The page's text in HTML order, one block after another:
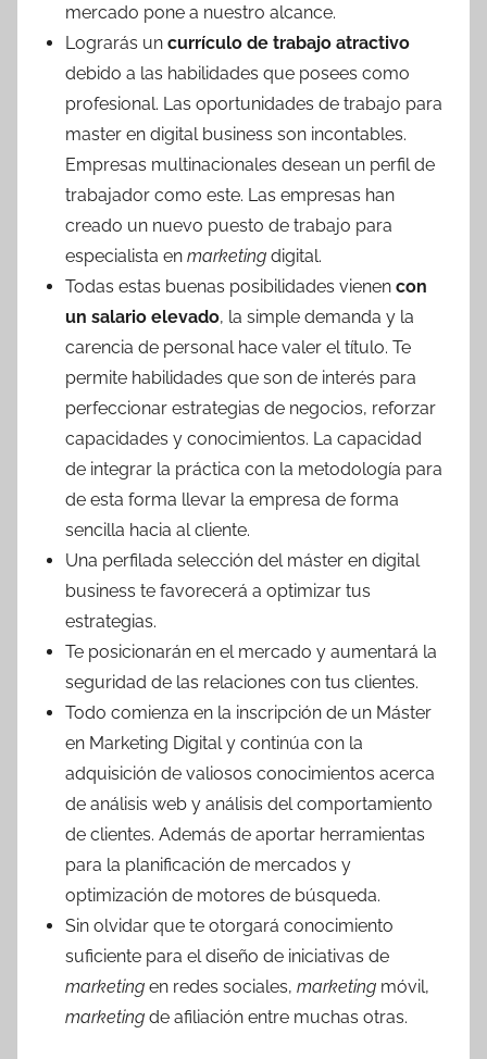
mercado pone a nuestro alcance.
Lograrás un currículo de trabajo atractivo
debido a las habilidades que posees como
profesional. Las oportunidades de trabajo para
master en digital business son incontables.
Empresas multinacionales desean un perfil de
trabajador como este. Las empresas han
creado un nuevo puesto de trabajo para
especialista en marketing digital.
Todas estas buenas posibilidades vienen con
un salario elevado, la simple demanda y la
carencia de personal hace valer el título. Te
permite habilidades que son de interés para
perfeccionar estrategias de negocios, reforzar
capacidades y conocimientos. La capacidad
de integrar la práctica con la metodología para
de esta forma llevar la empresa de forma
sencilla hacia al cliente.
Una perfilada selección del máster en digital
business te favorecerá a optimizar tus
estrategias.
Te posicionarán en el mercado y aumentará la
seguridad de las relaciones con tus clientes.
Todo comienza en la inscripción de un Máster
en Marketing Digital y continúa con la
adquisición de valiosos conocimientos acerca
de análisis web y análisis del comportamiento
de clientes. Además de aportar herramientas
para la planificación de mercados y
optimización de motores de búsqueda.
Sin olvidar que te otorgará conocimiento
suficiente para el diseño de iniciativas de
marketing en redes sociales, marketing móvil,
marketing de afiliación entre muchas otras.